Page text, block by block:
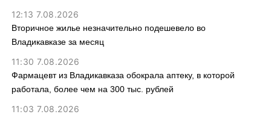
12:13 7.08.2026
Вторичное жилье незначительно подешевело во
Владикавказе за месяц
11:30 7.08.2026
Фармацевт из Владикавказа обокрала аптеку, в которой
работала, более чем на 300 тыс. рублей
11:03 7.08.2026